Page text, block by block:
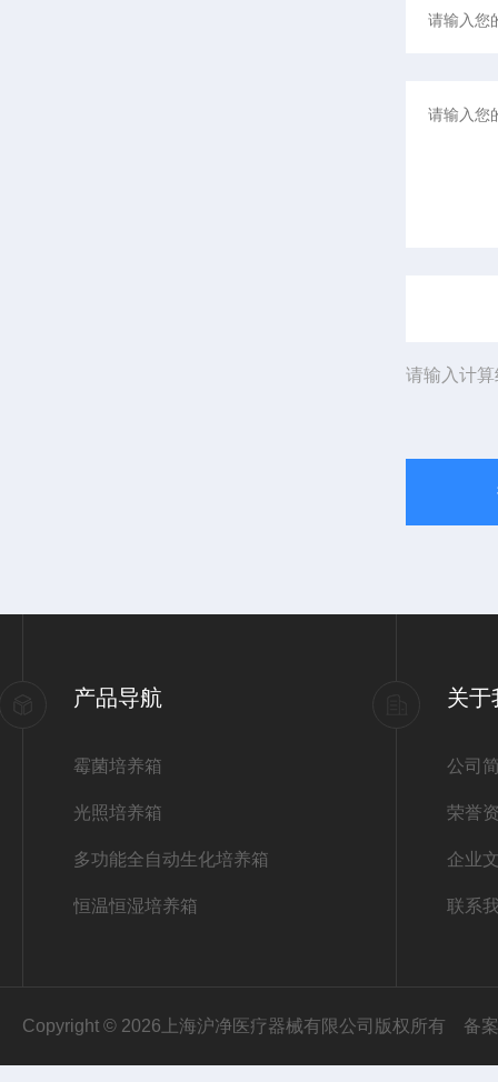
请输入计
产品导航
霉菌培养箱
光照培养箱
多功能全自动生化培养箱
恒温恒湿培养箱
关于
公司
荣誉
企业
联系
Copyright © 2026上海沪净医疗器械有限公司版权所有 备